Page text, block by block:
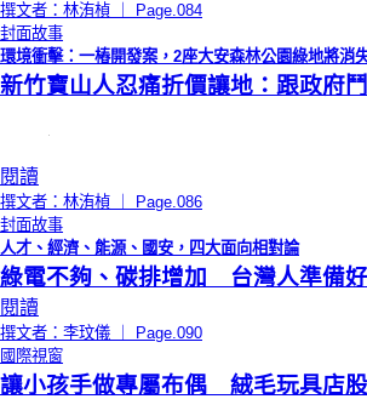
撰文者：林洧楨 ｜ Page.084
封面故事
環境衝擊：一樁開發案，2座大安森林公園綠地將消
新竹寶山人忍痛折價讓地：跟政府
閱讀
撰文者：林洧楨 ｜ Page.086
封面故事
人才、經濟、能源、國安，四大面向相對論
綠電不夠、碳排增加 台灣人準備
閱讀
撰文者：李玟儀 ｜ Page.090
國際視窗
讓小孩手做專屬布偶 絨毛玩具店